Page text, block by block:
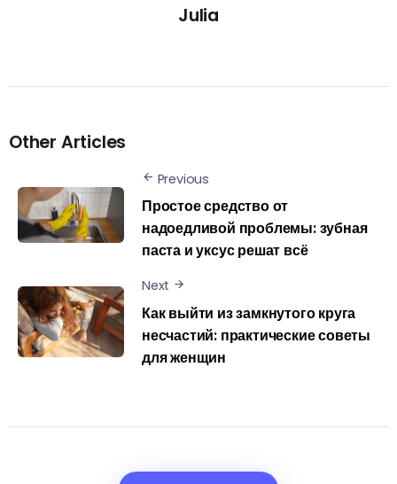
Julia
Other Articles
Previous
Простое средство от
надоедливой проблемы: зубная
паста и уксус решат всё
Next
Как выйти из замкнутого круга
несчастий: практические советы
для женщин